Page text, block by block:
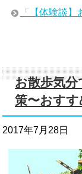
「【体験談
お散歩気
策〜おす
2017年7月28日